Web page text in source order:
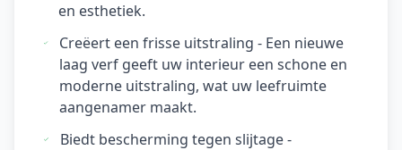
en esthetiek.
Creëert een frisse uitstraling - Een nieuwe
laag verf geeft uw interieur een schone en
moderne uitstraling, wat uw leefruimte
aangenamer maakt.
Biedt bescherming tegen slijtage -